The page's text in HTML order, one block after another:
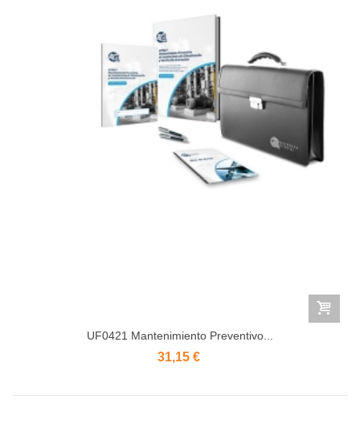
UF0421 Mantenimiento Preventivo...
31,15 €